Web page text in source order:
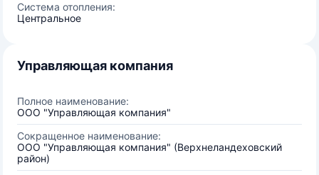
Система отопления:
Центральное
Управляющая компания
Полное наименование:
ООО "Управляющая компания"
Сокращенное наименование:
ООО "Управляющая компания" (Верхнеландеховский
район)